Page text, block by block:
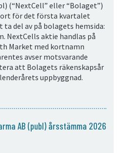
(“NextCell” eller “Bolaget”)
för det första kvartalet
del av på bolagets hemsida:
NextCells aktie handlas på
Market med kortnamn
avser motsvarande
att Bolagets räkenskapsår
uppbyggnad.
AB (publ) årsstämma 2026